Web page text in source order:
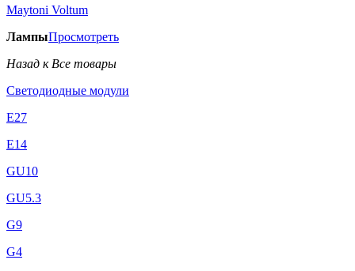
Maytoni Voltum
ЛампыПросмотреть
Назад к Все товары
Светодиодные модули
E27
E14
GU10
GU5.3
G9
G4